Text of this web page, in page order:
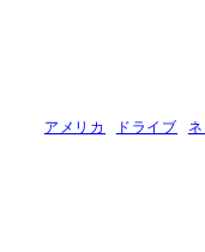
アメリカ ドライブ